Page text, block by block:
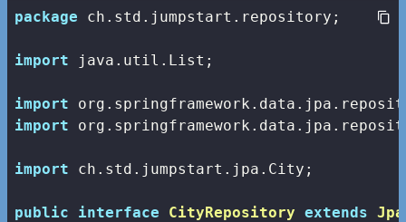
package ch.std.jumpstart.repository;
import java.util.List;
import
import
import ch.std.jumpstart.jpa.City;
public interface CityRepository extends